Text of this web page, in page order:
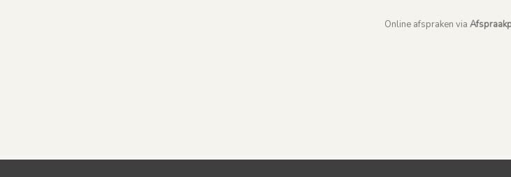
Online afspraken via